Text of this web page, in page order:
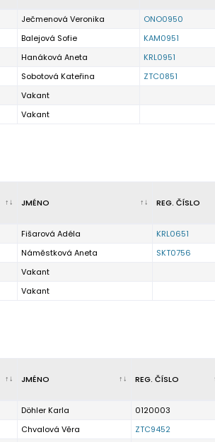
Ječmenová Veronika ONO0950
Balejová Sofie KAM0951
Hanáková Aneta KRL0951
Sobotová Kateřina ZTC0851
Vakant
Vakant
JMÉNO REG. ČÍSLO
Fišarová Adéla KRL0651
Náměstková Aneta SKT0756
Vakant
Vakant
JMÉNO REG. ČÍSLO
Döhler Karla 0120003
Chvalová Věra ZTC9452